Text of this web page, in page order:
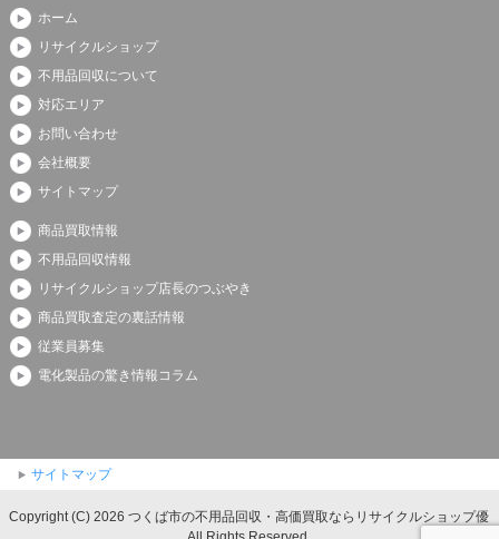
ホーム
リサイクルショップ
不用品回収について
対応エリア
お問い合わせ
会社概要
サイトマップ
商品買取情報
不用品回収情報
リサイクルショップ店長のつぶやき
商品買取査定の裏話情報
従業員募集
電化製品の驚き情報コラム
サイトマップ
Copyright (C) 2026 つくば市の不用品回収・高価買取ならリサイクルショップ優